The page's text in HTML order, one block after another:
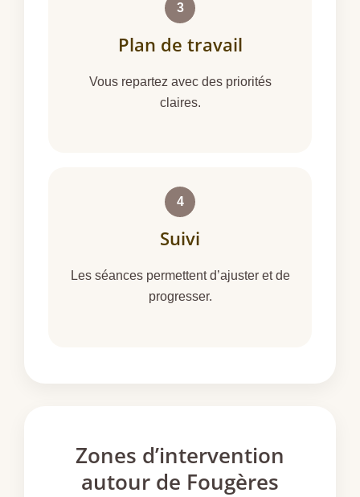
3
Plan de travail
Vous repartez avec des priorités
claires.
4
Suivi
Les séances permettent d’ajuster et de
progresser.
Zones d’intervention
autour de Fougères